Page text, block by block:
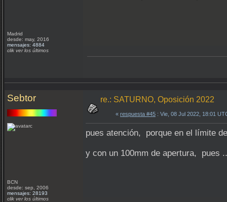
Madrid
desde: may, 2016
mensajes: 4884
clik ver los últimos
Sebtor
BCN
desde: sep, 2006
mensajes: 28193
clik ver los últimos
re.: SATURNO, Oposición 2022
« respuesta #45 : Vie, 08 Jul 2022, 18:01
pues atención, porque en el límite
y con un 100mm de apertura, pues